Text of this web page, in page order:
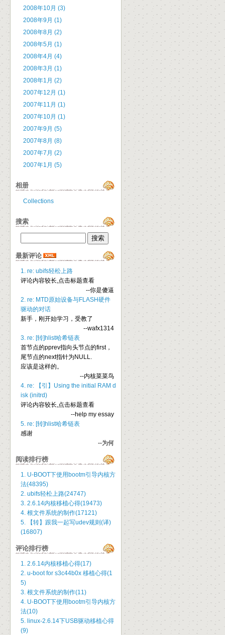
2008年10月 (3)
2008年9月 (1)
2008年8月 (2)
2008年5月 (1)
2008年4月 (4)
2008年3月 (1)
2008年1月 (2)
2007年12月 (1)
2007年11月 (1)
2007年10月 (1)
2007年9月 (5)
2007年8月 (8)
2007年7月 (2)
2007年1月 (5)
相册
Collections
搜索
最新评论
1. re: ubifs轻松上路
评论内容较长,点击标题查看
--你是傻逼
2. re: MTD原始设备与FLASH硬件
驱动的对话
新手，刚开始学习，受教了
--wafx1314
3. re: [转]hlist哈希链表
首节点的pprev指向头节点的first，
尾节点的next指针为NULL.
应该是这样的。
--内核菜菜鸟
4. re: 【引】Using the initial RAM d
isk (initrd)
评论内容较长,点击标题查看
--help my essay
5. re: [转]hlist哈希链表
感谢
--为何
阅读排行榜
1. U-BOOT下使用bootm引导内核方
法(48395)
2. ubifs轻松上路(24747)
3. 2.6.14内核移植心得(19473)
4. 根文件系统的制作(17121)
5. 【转】跟我一起写udev规则(译)
(16807)
评论排行榜
1. 2.6.14内核移植心得(17)
2. u-boot for s3c44b0x 移植心得(1
5)
3. 根文件系统的制作(11)
4. U-BOOT下使用bootm引导内核方
法(10)
5. linux-2.6.14下USB驱动移植心得
(9)